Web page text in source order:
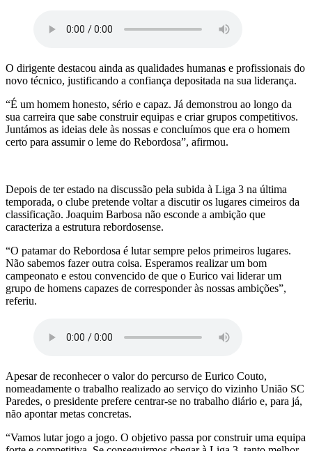
O dirigente destacou ainda as qualidades humanas e profissionais do
novo técnico, justificando a confiança depositada na sua liderança.
“É um homem honesto, sério e capaz. Já demonstrou ao longo da
sua carreira que sabe construir equipas e criar grupos competitivos.
Juntámos as ideias dele às nossas e concluímos que era o homem
certo para assumir o leme do Rebordosa”, afirmou.
Depois de ter estado na discussão pela subida à Liga 3 na última
temporada, o clube pretende voltar a discutir os lugares cimeiros da
classificação. Joaquim Barbosa não esconde a ambição que
caracteriza a estrutura rebordosense.
“O patamar do Rebordosa é lutar sempre pelos primeiros lugares.
Não sabemos fazer outra coisa. Esperamos realizar um bom
campeonato e estou convencido de que o Eurico vai liderar um
grupo de homens capazes de corresponder às nossas ambições”,
referiu.
Apesar de reconhecer o valor do percurso de Eurico Couto,
nomeadamente o trabalho realizado ao serviço do vizinho União SC
Paredes, o presidente prefere centrar-se no trabalho diário e, para já,
não apontar metas concretas.
“Vamos lutar jogo a jogo. O objetivo passa por construir uma equipa